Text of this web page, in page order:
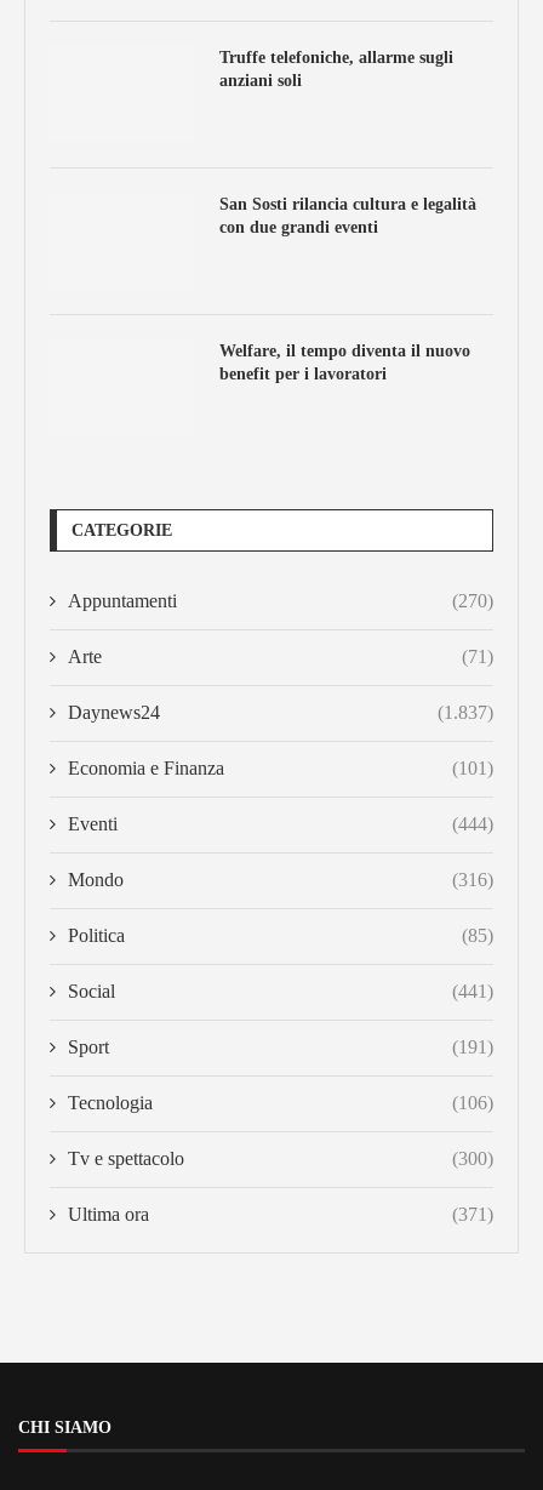
Truffe telefoniche, allarme sugli
anziani soli
San Sosti rilancia cultura e legalità
con due grandi eventi
Welfare, il tempo diventa il nuovo
benefit per i lavoratori
CATEGORIE
Appuntamenti (270)
Arte (71)
Daynews24 (1.837)
Economia e Finanza (101)
Eventi (444)
Mondo (316)
Politica (85)
Social (441)
Sport (191)
Tecnologia (106)
Tv e spettacolo (300)
Ultima ora (371)
CHI SIAMO